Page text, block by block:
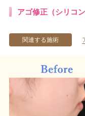
アゴ修正（シリコ
関連する施術